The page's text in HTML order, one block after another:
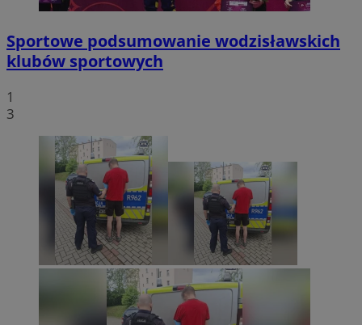
Sportowe podsumowanie wodzisławskich
klubów sportowych
1
3